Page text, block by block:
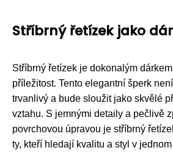
Stříbrný řetízek jako
Stříbrný řetízek je dokonalým
příležitost. Tento elegantní šperk
trvanlivý a bude sloužit jako skvělé
vztahu. S jemnými detaily a pečlivě
povrchovou úpravou je stříbrný
ty, kteří hledají kvalitu a styl v